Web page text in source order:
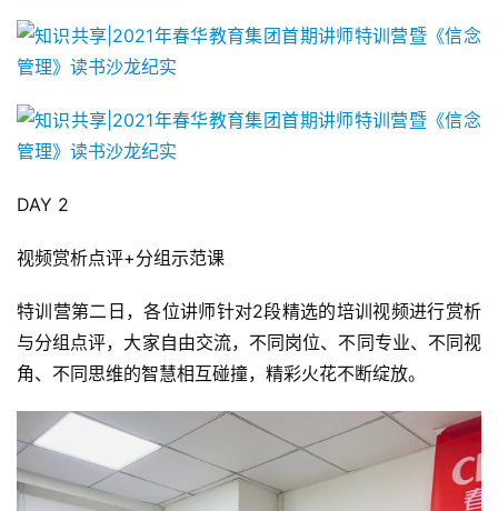
DAY 2
视频赏析点评+分组示范课
特训营第二日，各位讲师针对2段精选的培训视频进行赏析
与分组点评，大家自由交流，不同岗位、不同专业、不同视
角、不同思维的智慧相互碰撞，精彩火花不断绽放。